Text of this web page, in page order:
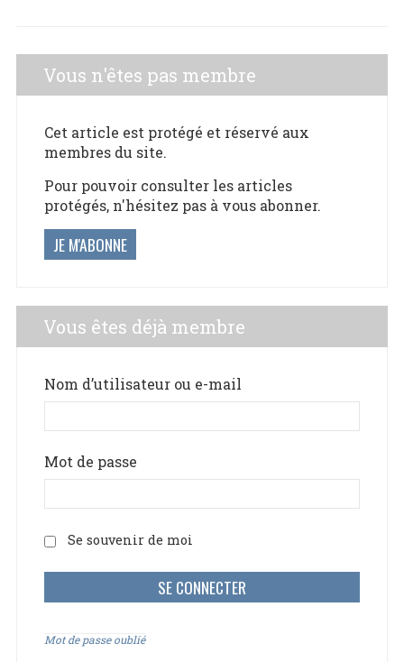
Vous n'êtes pas membre
Cet article est protégé et réservé aux
membres du site.
Pour pouvoir consulter les articles
protégés, n'hésitez pas à vous abonner.
JE M'ABONNE
Vous êtes déjà membre
Nom d’utilisateur ou e-mail
Mot de passe
Se souvenir de moi
Mot de passe oublié